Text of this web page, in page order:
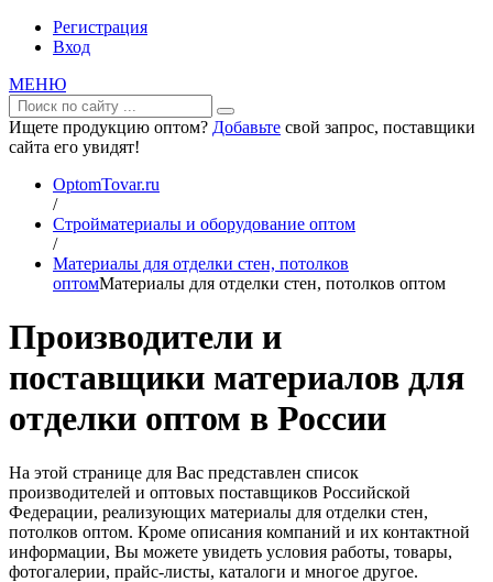
Регистрация
Вход
МЕНЮ
Ищете продукцию оптом? Добавьте свой запрос, поставщики
сайта его увидят!
OptomTovar.ru
/
Стройматериалы и оборудование оптом
/
Материалы для отделки стен, потолков
оптомМатериалы для отделки стен, потолков оптом
Производители и
поставщики материалов для
отделки оптом в России
На этой странице для Вас представлен список
производителей и оптовых поставщиков Российской
Федерации, реализующих материалы для отделки стен,
потолков оптом. Кроме описания компаний и их контактной
информации, Вы можете увидеть условия работы, товары,
фотогалерии, прайс-листы, каталоги и многое другое.